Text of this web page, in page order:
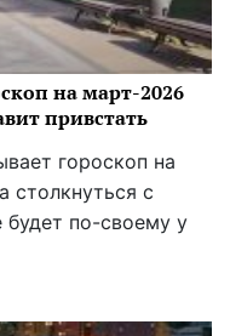
на март-2026
привстать
гороскоп на
столкнуться с
по-своему у